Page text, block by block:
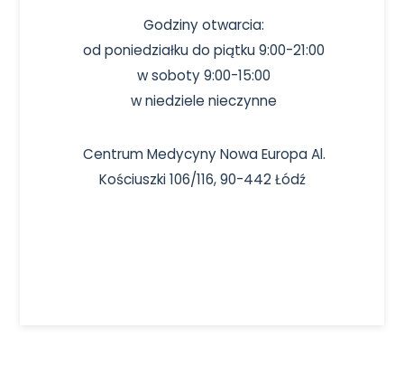
Godziny otwarcia:
od poniedziałku do piątku 9:00-21:00
w soboty 9:00-15:00
w niedziele nieczynne
Centrum Medycyny Nowa Europa Al.
Kościuszki 106/116, 90-442 Łódź